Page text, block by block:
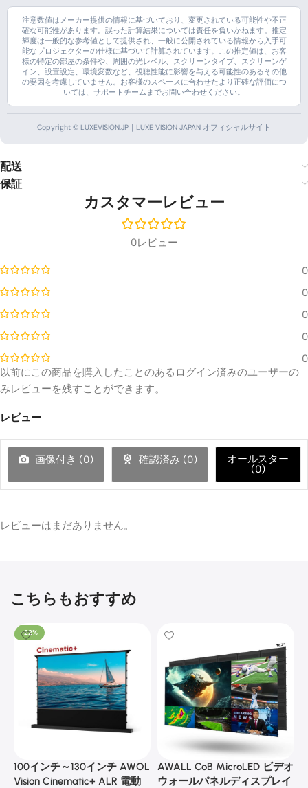
注意数値はメーカー提供の情報に基づいており、変更されている可能性や不正
確な可能性があります。誤った計算結果については責任を負いかねます。推定
輝度は一般的な参考値として提供され、一般に公開されている情報から入手可
能なプロジェクターの仕様に基づいて計算されています。この推定値は、お客
様の特定の部屋の条件や、周囲の光レベル、スクリーンタイプ、スクリーンゲ
イン、設置設定、環境変数など、視聴性能に影響を与える可能性のあるその他
の要因を考慮していません。お客様のスペースに合わせたより正確な評価につ
いては、サポートチームまでお問い合わせください。
Copyright © LUXEVISION.JP｜LUXE VISION JAPAN オフィシャルサイト
配送
保証
カスタマーレビュー
0レビュー
0
0
0
0
0
レビュー
画像付き (0) 確認済み (0)
オールスター
(0)
レビューはまだありません。
以前にこの商品を購入したことのあるログイン済みのユーザーの
みレビューを残すことができます。
こちらもおすすめ
-22%
100インチ～130インチ AWOL
Vision Cinematic+ ALR 電動
AWALL CoB MicroLED ビデオ
ウォールパネルディスプレイ